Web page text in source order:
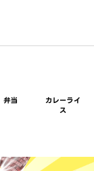
弁当
カレーライ
ス